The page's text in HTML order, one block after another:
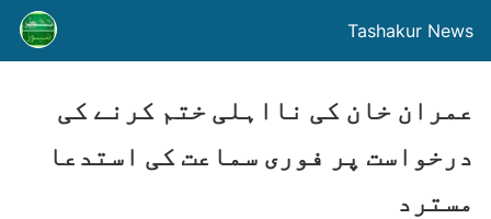
Tashakur News
عمران خان کی نااہلی ختم کرنے کی
درخواست پر فوری سماعت کی استدعا
مسترد